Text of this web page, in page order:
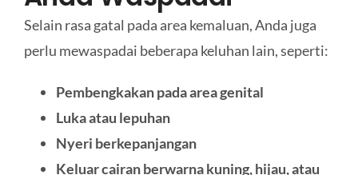
Selain rasa gatal pada area kemaluan, Anda juga
perlu mewaspadai beberapa keluhan lain, seperti:
Pembengkakan pada area genital
Luka atau lepuhan
Nyeri berkepanjangan
Keluar cairan berwarna kuning, hijau, atau